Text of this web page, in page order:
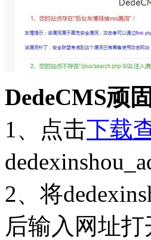
DedeCMS顽
1、点击下载
2、将
后输入网址